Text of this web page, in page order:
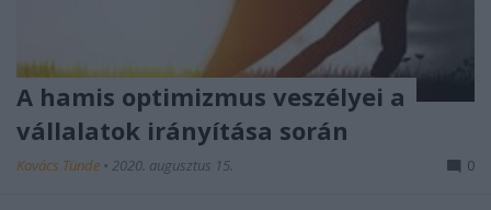
A hamis optimizmus veszélyei a
vállalatok irányítása során
Kovács Tünde • 2020. augusztus 15. 0